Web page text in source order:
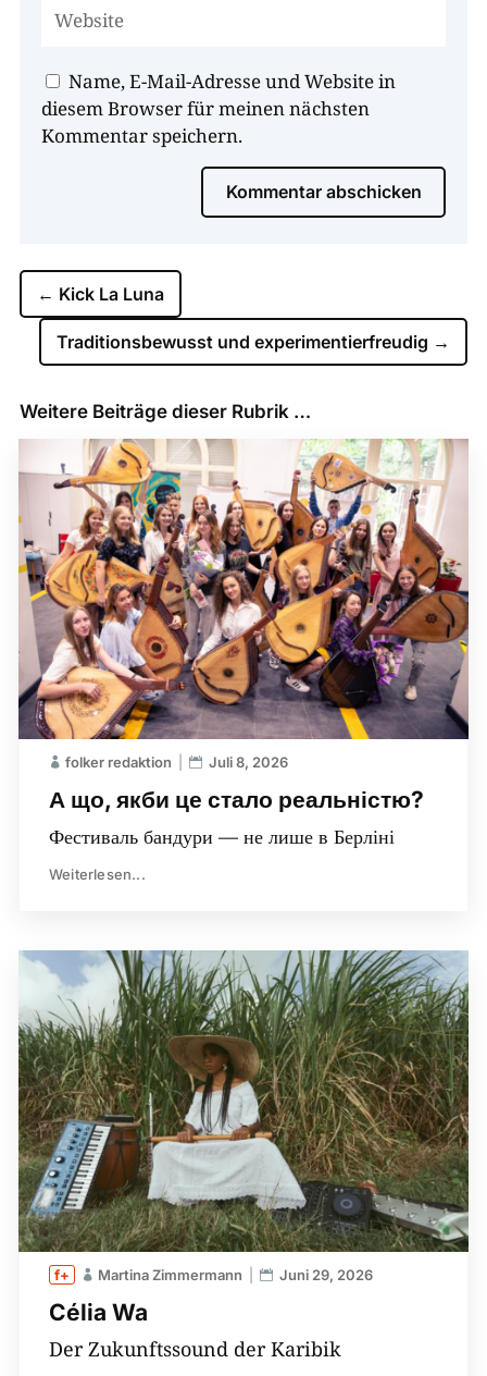
Name, E-Mail-Adresse und Website in
diesem Browser für meinen nächsten
Kommentar speichern.
Kommentar abschicken
← Kick La Luna
Traditions­bewusst und experimentier­freudig →
Weitere Beiträge dieser Rubrik …
А що, якби це стало реальністю?
folker redaktion Juli 8, 2026
Фестиваль бандури — не лише в Берліні
Weiterlesen...
Célia Wa
Martina Zimmermann Juni 29, 2026
Der Zukunftssound der Karibik